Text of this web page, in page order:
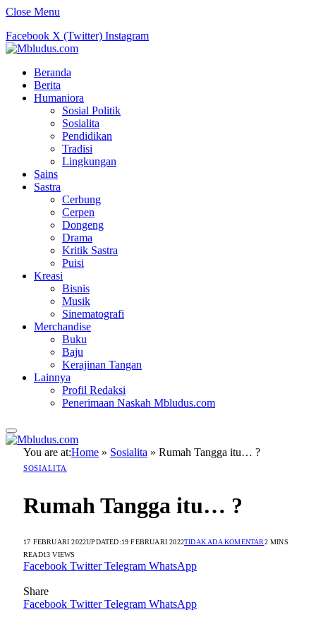
Close Menu
Facebook X (Twitter) Instagram
Beranda
Berita
Humaniora
Sosial Politik
Sosialita
Pendidikan
Tradisi
Lingkungan
Sains
Sastra
Cerbung
Cerpen
Dongeng
Drama
Kritik Sastra
Puisi
Kreasi
Bisnis
Musik
Sinematografi
Merchandise
Buku
Baju
Kerajinan Tangan
Lainnya
Profil Redaksi
Penerimaan Naskah Mbludus.com
You are at:Home » Sosialita » Rumah Tangga itu… ?
SOSIALITA
Rumah Tangga itu… ?
17 FEBRUARI 2022UPDATED:19 FEBRUARI 2022TIDAK ADA KOMENTAR2 MINS
READ13VIEWS
Facebook Twitter Telegram WhatsApp
Share
Facebook Twitter Telegram WhatsApp